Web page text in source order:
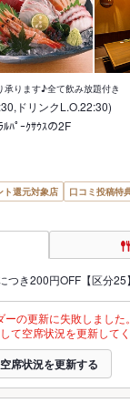
ります♪全て飲み放題付き
ドリンクL.O.22:30)
ﾊﾟｰｸｻｳｽの2F
ト還元対象店 口コミ投稿特
き200円OFF【区分25】
ーの更新に失敗しました。
て空席状況を更新してく
空席状況を更新する